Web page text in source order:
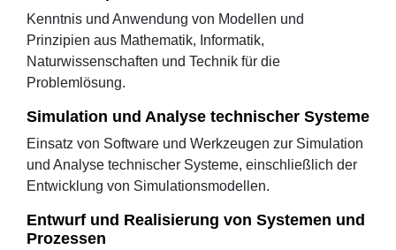
Kenntnis und Anwendung von Modellen und
Prinzipien aus Mathematik, Informatik,
Naturwissenschaften und Technik für die
Problemlösung.
Simulation und Analyse technischer Systeme
Einsatz von Software und Werkzeugen zur Simulation
und Analyse technischer Systeme, einschließlich der
Entwicklung von Simulationsmodellen.
Entwurf und Realisierung von Systemen und
Prozessen